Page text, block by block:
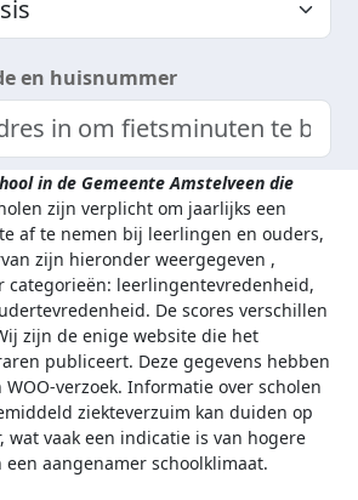
en huisnummer
in de Gemeente Amstelveen die
zijn verplicht om jaarlijks een
af te nemen bij leerlingen en ouders,
zijn hieronder weergegeven ,
categorieën: leerlingentevredenheid,
De scores verschillen
zijn de enige website die het
publiceert. Deze gegevens hebben
verzoek. Informatie over scholen
ziekteverzuim kan duiden op
wat vaak een indicatie is van hogere
aangenamer schoolklimaat.